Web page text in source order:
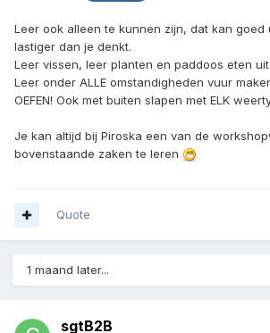
Leer ook alleen te kunnen zijn, dat kan goed
lastiger dan je denkt.
Leer vissen, leer planten en paddoos eten
Leer onder ALLE omstandigheden vuur
OEFEN! Ook met buiten slapen met ELK
Je kan altijd bij Piroska een van de
bovenstaande zaken te leren
Quote
1 maand later...
sgtB2B